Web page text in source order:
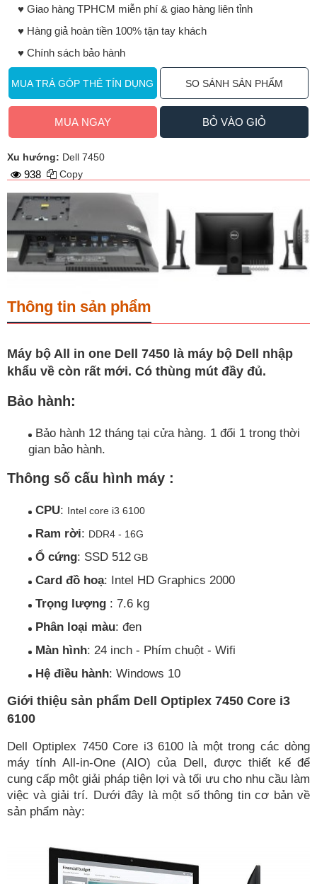
♥️ Giao hàng TPHCM miễn phí & giao hàng liên tỉnh
♥️ Hàng giả hoàn tiền 100% tận tay khách
♥️ Chính sách bảo hành
MUA TRẢ GÓP THẺ TÍN DỤNG SO SÁNH SẢN PHẨM
MUA NGAY BỎ VÀO GIỎ
Xu hướng: Dell 7450
938 Copy
Thông tin sản phẩm
Máy bộ All in one Dell 7450 là máy bộ Dell nhập
khẩu về còn rất mới. Có thùng mút đầy đủ.
Bảo hành:
Bảo hành 12 tháng tại cửa hàng. 1 đổi 1 trong thời
gian bảo hành.
Thông số cấu hình máy :
CPU: Intel core i3 6100
Ram rời: DDR4 - 16G
Ổ cứng: SSD 512 GB
Card đồ hoạ: Intel HD Graphics 2000
Trọng lượng : 7.6 kg
Phân loại màu: đen
Màn hình: 24 inch - Phím chuột - Wifi
Hệ điều hành: Windows 10
Giới thiệu sản phẩm Dell Optiplex 7450 Core i3
6100
Dell Optiplex 7450 Core i3 6100 là một trong các dòng
máy tính All-in-One (AIO) của Dell, được thiết kế để
cung cấp một giải pháp tiện lợi và tối ưu cho nhu cầu làm
việc và giải trí. Dưới đây là một số thông tin cơ bản về
sản phẩm này: